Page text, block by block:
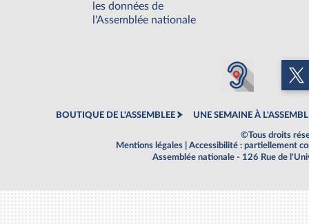
les données de
l'Assemblée nationale
BOUTIQUE DE L'ASSEMBLEE UNE SEMAINE À
©Tous droits
Mentions légales
Accessibilité : partiellement
Assemblée nationale - 126 Rue de